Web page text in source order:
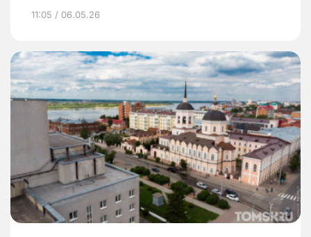
11:05 / 06.05.26